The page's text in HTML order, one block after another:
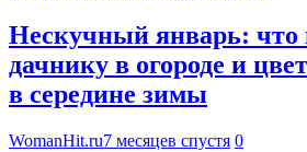
Нескучный январь: что
дачнику в огороде и
в середине зимы
WomanHit.ru7 месяцев спустя 0